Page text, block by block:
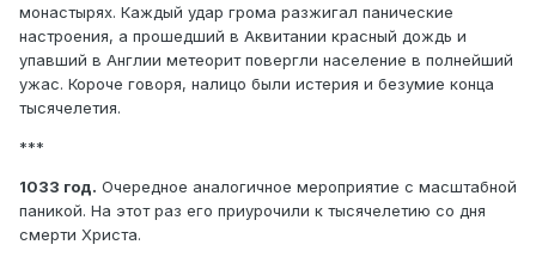
монастырях. Каждый удар грома разжигал панические
настроения, а прошедший в Аквитании красный дождь и
упавший в Англии метеорит повергли население в полнейший
ужас. Короче говоря, налицо были истерия и безумие конца
тысячелетия.
***
1033 год. Очередное аналогичное мероприятие с масштабной
паникой. На этот раз его приурочили к тысячелетию со дня
смерти Христа.